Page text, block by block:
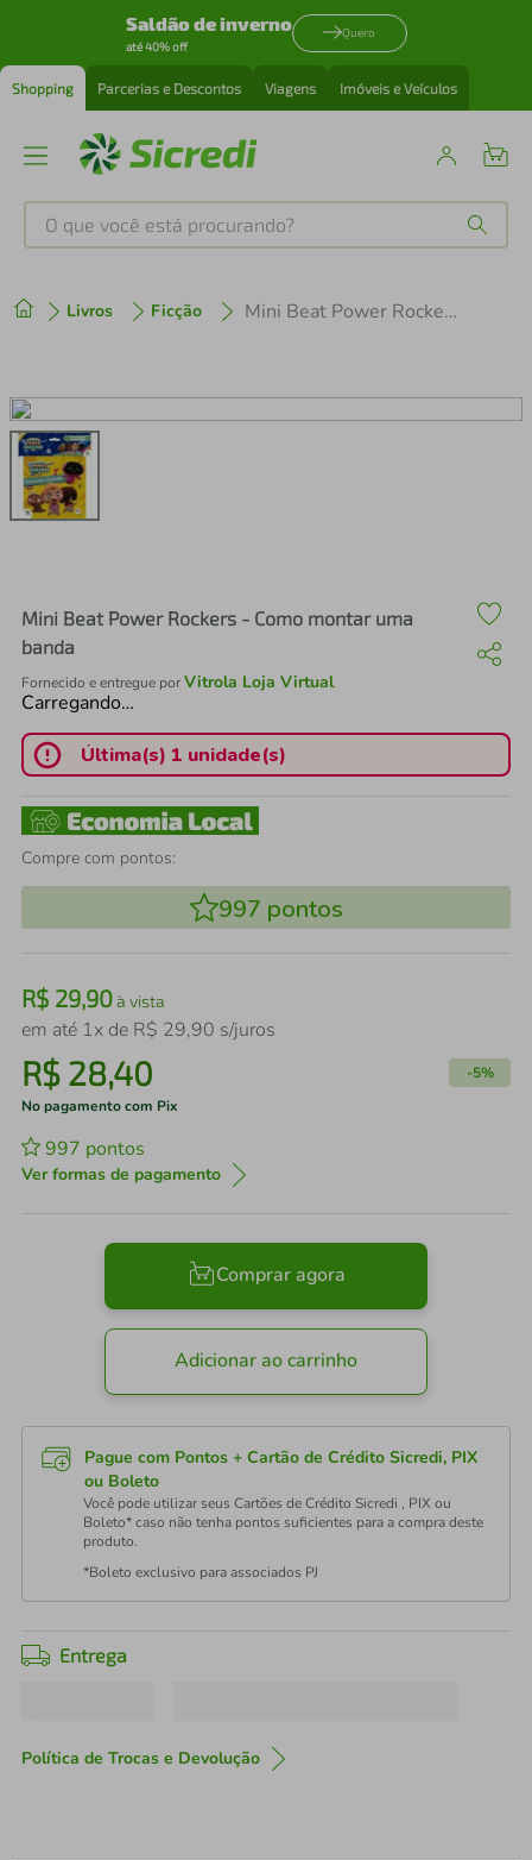
Saldão de inverno
até 40% off
Quero
Shopping Parcerias e Descontos Viagens Imóveis e Veículos
O que você está procurando?
Livros Ficção Mini Beat Power Rockers - Como montar uma banda
Mini Beat Power Rockers - Como montar uma
banda
Fornecido e entregue porVitrola Loja Virtual
Carregando…
Última(s) 1 unidade(s)
Compre com pontos:
997 pontos
R$ 29,90à vista
em até 1x de R$ 29,90 s/juros
R$ 28,40 -5%
No pagamento com Pix
997 pontos
Ver formas de pagamento
Comprar agora
Adicionar ao carrinho
Pague com Pontos + Cartão de Crédito Sicredi, PIX
ou Boleto
Você pode utilizar seus Cartões de Crédito Sicredi , PIX ou
Boleto* caso não tenha pontos suficientes para a compra deste
produto.
*Boleto exclusivo para associados PJ
Entrega
Política de Trocas e Devolução
2º cafeteira
3º